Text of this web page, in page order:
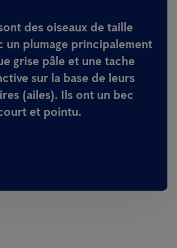
des oiseaux de taille
un plumage principalement
grise pâle et une tache
sur la base de leurs
(ailes). Ils ont un bec
et pointu.